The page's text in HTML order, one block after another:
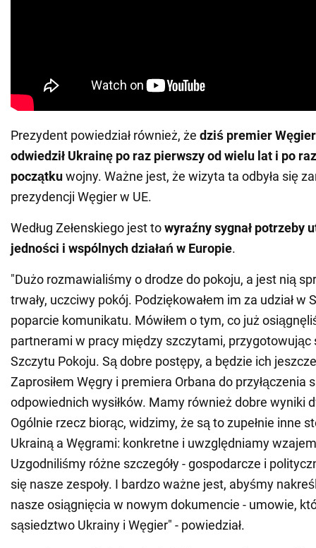
Prezydent powiedział również, że dziś premier
odwiedził Ukrainę po raz pierwszy od wielu lat i po
początkuwojny. Ważne jest, że wizyta ta odbyła się
prezydencji Węgier w UE.
Według Zełenskiego jest towyraźny sygnał potrzeby
jedności i wspólnych działań w Europie.
"Dużo rozmawialiśmy o drodze do pokoju, a jest nią
trwały, uczciwy pokój. Podziękowałem im za udział w
poparcie komunikatu. Mówiłem o tym, co już
partnerami w pracy między szczytami, przygotowując
Szczytu Pokoju. Są dobre postępy, a będzie ich
Zaprosiłem Węgry i premiera Orbana do przyłączenia
odpowiednich wysiłków. Mamy również dobre wyniki
Ogólnie rzecz biorąc, widzimy, że są to zupełnie inne
Ukrainą a Węgrami: konkretne i uwzględniamy
Uzgodniliśmy różne szczegóły - gospodarcze i
się nasze zespoły. I bardzo ważne jest, abyśmy
nasze osiągnięcia w nowym dokumencie - umowie,
sąsiedztwo Ukrainy i Węgier" - powiedział.